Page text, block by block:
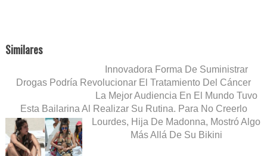
Similares
Innovadora Forma De Suministrar
Drogas Podría Revolucionar El Tratamiento Del Cáncer
La Mejor Audiencia En El Mundo Tuvo
Esta Bailarina Al Realizar Su Rutina. Para No Creerlo
Lourdes, Hija De Madonna, Mostró Algo
Más Allá De Su Bikini